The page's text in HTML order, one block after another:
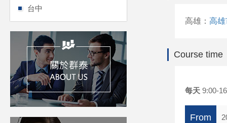
台中
高雄： 高
Course time
每天 9:00-
From